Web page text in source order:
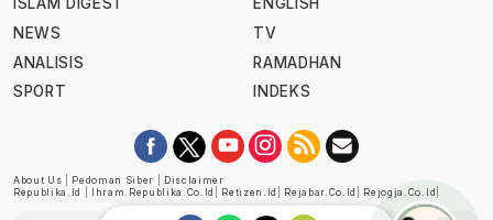
ISLAM DIGEST
NEWS
ANALISIS
SPORT
ENGLISH
TV
RAMADHAN
INDEKS
About Us Pedoman Siber
Disclaimer
Republika.id
Ihram.republika.co.id Retizen.id Rejabar.co.id Rejogja.co.id